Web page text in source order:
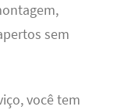
sem
você tem